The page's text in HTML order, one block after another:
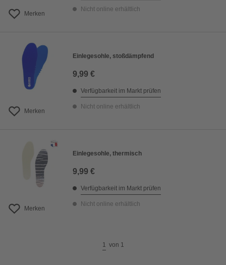
Merken
Nicht online erhältlich
Merken
Einlegesohle, stoßdämpfend
9,99 €
Verfügbarkeit im Markt prüfen
Nicht online erhältlich
Merken
Einlegesohle, thermisch
9,99 €
Verfügbarkeit im Markt prüfen
Nicht online erhältlich
1 von 1